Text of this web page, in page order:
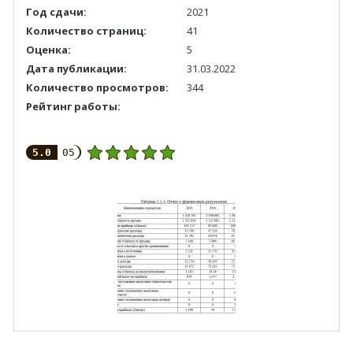
Год сдачи:
2021
Количество страниц:
41
Оценка:
5
Дата публикации:
31.03.2022
Количество просмотров:
344
Рейтинг работы:
5.0 05